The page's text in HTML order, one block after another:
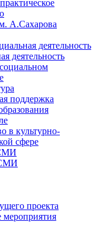
А.Сахарова
деятельность
деятельность
поддержка
в культурно-
сфере
проекта